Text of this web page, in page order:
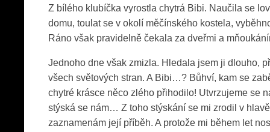
Z bílého klubíčka vyrostla chytrá Bibi. Naučila se
domu, toulat se v okolí měčínského kostela,
Ráno však pravidelně čekala za dveřmi a
Jednoho dne však zmizla. Hledala jsem ji dlouho,
všech světových stran. A Bibi…? Bůhví, kam se
chytré krásce něco zlého přihodilo! Utvrzujeme se
stýská se nám… Z toho stýskání se mi zrodil v
zaznamenám její příběh. A protože mi během let